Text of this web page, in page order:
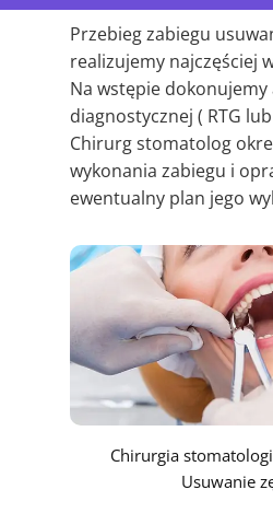
Przebieg zabiegu
realizujemy najczęściej
Na wstępie dokonujemy
diagnostycznej ( RTG
Chirurg stomatolog
wykonania zabiegu i
ewentualny plan jego
Chirurgia
Usuwanie